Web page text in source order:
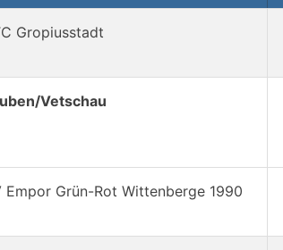
Gropiusstadt
Vetschau
Empor Grün-Rot Wittenberge 1990